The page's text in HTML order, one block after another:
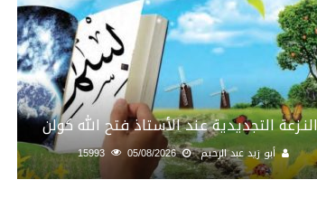
النـزعة التجديدية عند الأستاذ فتح الله كولن
أبو زيد عبد الرحيم 05/08/2026
15993